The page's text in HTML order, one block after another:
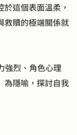
這個表面溫柔，
救贖的極端關係就
強烈、角色心理
為隱喻，探討自我